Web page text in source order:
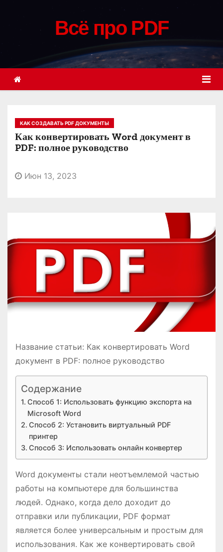
и
Всё про PDF
КАК СОЗДАВАТЬ PDF ДОКУМЕНТЫ
Как конвертировать Word документ в
PDF: полное руководство
Июн 13, 2023
Название статьи: Как конвертировать Word
документ в PDF: полное руководство
Содержание
Способ 1: Использовать функцию экспорта на
Microsoft Word
Способ 2: Установить виртуальный PDF
принтер
Способ 3: Использовать онлайн конвертер
Word документы стали неотъемлемой частью
работы на компьютере для большинства
людей. Однако, когда дело доходит до
отправки или публикации, PDF формат
является более универсальным и простым для
использования. Как же конвертировать свой